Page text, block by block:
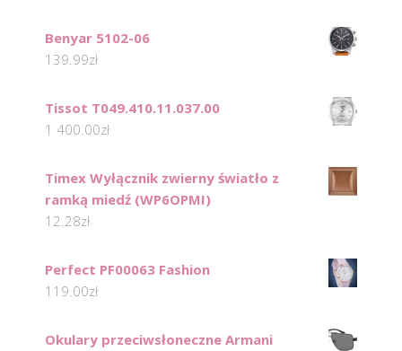
Benyar 5102-06
139.99zł
Tissot T049.410.11.037.00
1 400.00zł
Timex Wyłącznik zwierny światło z
ramką miedź (WP6OPMI)
12.28zł
Perfect PF00063 Fashion
119.00zł
Okulary przeciwsłoneczne Armani